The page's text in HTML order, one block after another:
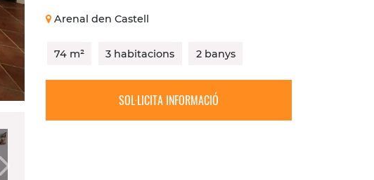
Arenal den Castell
74 m² 3 habitacions 2 banys
SOL·LICITA INFORMACIÓ